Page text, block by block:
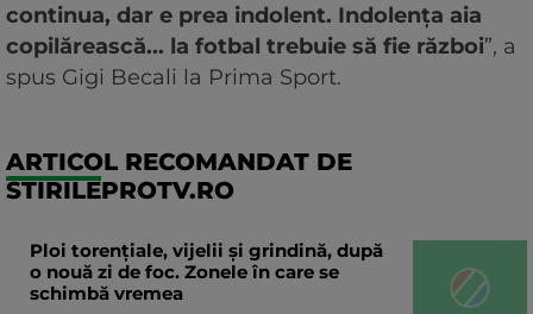
continua, dar e prea indolent. Indolența aia
copilărească... la fotbal trebuie să fie război”, a
spus Gigi Becali la Prima Sport.
ARTICOL RECOMANDAT DE
STIRILEPROTV.RO
Ploi torențiale, vijelii și grindină, după
o nouă zi de foc. Zonele în care se
schimbă vremea